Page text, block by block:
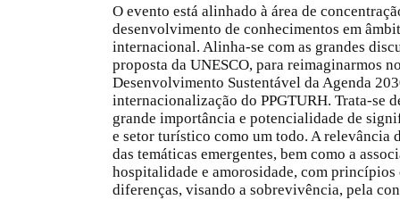
O evento está alinhado à área de
desenvolvimento de conhecimentos em
internacional. Alinha-se com as grandes
proposta da UNESCO, para reimaginarmos
Desenvolvimento Sustentável da Agenda
internacionalização do PPGTURH. Trata-se
grande importância e potencialidade de
e setor turístico como um todo. A relevância
das temáticas emergentes, bem como a
hospitalidade e amorosidade, com princípios
diferenças, visando a sobrevivência, pela